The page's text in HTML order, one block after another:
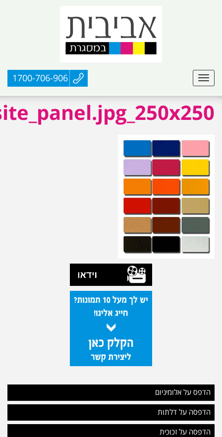
1700-706-906
הדפס על אלומיניום
הדפסה על דלתות
הדפסה על זכוכית